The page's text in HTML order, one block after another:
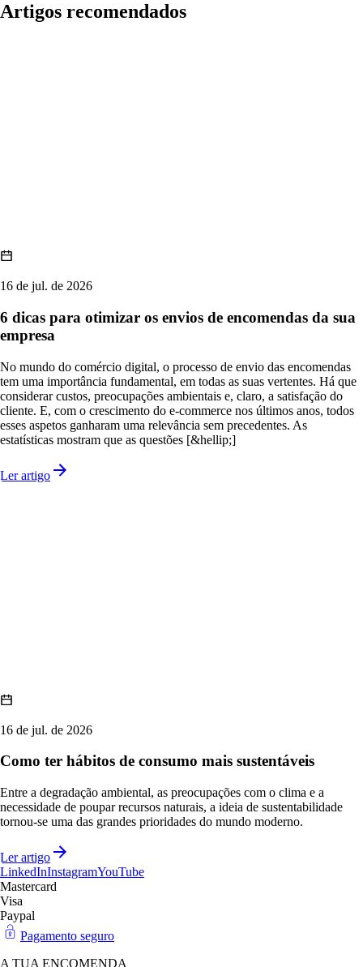
Artigos recomendados
16 de jul. de 2026
6 dicas para otimizar os envios de encomendas da sua
empresa
No mundo do comércio digital, o processo de envio das encomendas
tem uma importância fundamental, em todas as suas vertentes. Há que
considerar custos, preocupações ambientais e, claro, a satisfação do
cliente. E, com o crescimento do e-commerce nos últimos anos, todos
esses aspetos ganharam uma relevância sem precedentes. As
estatísticas mostram que as questões [&hellip;]
Ler artigo
16 de jul. de 2026
Como ter hábitos de consumo mais sustentáveis
Entre a degradação ambiental, as preocupações com o clima e a
necessidade de poupar recursos naturais, a ideia de sustentabilidade
tornou-se uma das grandes prioridades do mundo moderno.
Ler artigo
LinkedInInstagramYouTube
Mastercard
Visa
Paypal
Pagamento seguro
A TUA ENCOMENDA